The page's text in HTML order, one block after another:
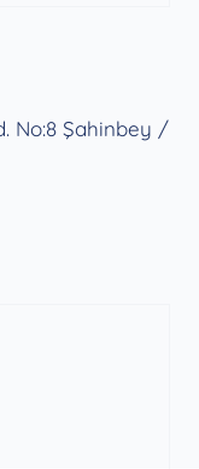
No:8 Şahinbey /